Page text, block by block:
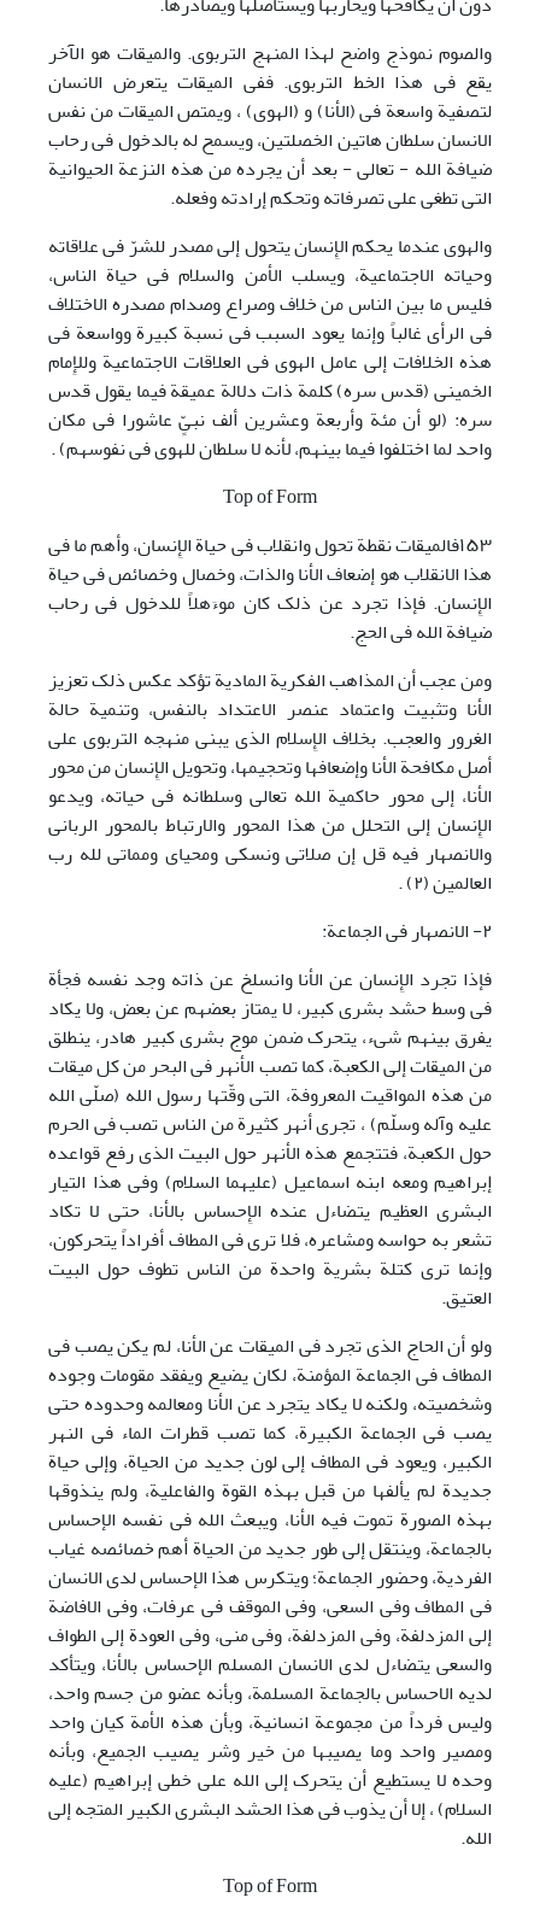
والصوم نموذج واضح لهذا المنهج التربوی. والمیقات هو الآخر
یقع فی هذا الخط التربوی. ففی المیقات یتعرض الانسان
لتصفیة واسعة فی (الأنا) و (الهوی) ، ویمتص المیقات من نفس
الانسان سلطان هاتین الخصلتین، ویسمح له بالدخول فی رحاب
ضیافة الله - تعالی - بعد أن یجرده من هذه النزعة الحیوانیة
التی تطغی علی تصرفاته وتحکم إرادته وفعله.
والهوی عندما یحکم الإِنسان یتحول إلی مصدر للشرّ فی علاقاته
وحیاته الاجتماعیة، ویسلب الأمن والسلام فی حیاة الناس،
فلیس ما بین الناس من خلاف وصراع وصدام مصدره الاختلاف
فی الرأی غالباً وإنما یعود السبب فی نسبة کبیرة وواسعة فی
هذه الخلافات إلی عامل الهوی فی العلاقات الاجتماعیة وللإِمام
الخمینی (قدس سره) کلمة ذات دلالة عمیقة فیما یقول قدس
سره: (لو أن مئة وأربعة وعشرین ألف نبیٍ‌ّ عاشورا فی مکان
واحد لما اختلفوا فیما بینهم، لأنه لا سلطان للهوی فی نفوسهم) .
Top of Form
١۵٣فالمیقات نقطة تحول وانقلاب فی حیاة الإِنسان، وأهم ما فی
هذا الانقلاب هو إضعاف الأنا والذات، وخصال وخصائص فی حیاة
الإِنسان. فإذا تجرد عن ذلک کان موءَهلاً للدخول فی رحاب
ضیافة الله فی الحج.
ومن عجب أن المذاهب الفکریة المادیة تؤکد عکس ذلک تعزیز
الأنا وتثبیت واعتماد عنصر الاعتداد بالنفس، وتنمیة حالة
الغرور والعجب. بخلاف الإِسلام الذی یبنی منهجه التربوی علی
أصل مکافحة الأنا وإضعافها وتحجیمها، وتحویل الإِنسان من محور
الأنا، إلی محور حاکمیة الله تعالی وسلطانه فی حیاته، ویدعو
الإِنسان إلی التحلل من هذا المحور والارتباط بالمحور الربانی
والانصهار فیه قل إن صلاتی ونسکی ومحیای ومماتی لله رب
العالمین (٢) .
٢- الانصهار فی الجماعة:
فإذا تجرد الإِنسان عن الأنا وانسلخ عن ذاته وجد نفسه فجأة
فی وسط حشد بشری کبیر، لا یمتاز بعضهم عن بعض، ولا یکاد
یفرق بینهم شیء، یتحرک ضمن موج بشری کبیر هادر، ینطلق
من المیقات إلی الکعبة، کما تصب الأنهر فی البحر من کل میقات
من هذه المواقیت المعروفة، التی وقّتها رسول الله (صلّی الله
علیه وآله وسلّم) ، تجری أنهر کثیرة من الناس تصب فی الحرم
حول الکعبة، فتتجمع هذه الأنهر حول البیت الذی رفع قواعده
إبراهیم ومعه ابنه اسماعیل (علیهما السلام) وفی هذا التیار
البشری العظیم یتضاءل عنده الإِحساس بالأنا، حتی لا تکاد
تشعر به حواسه ومشاعره، فلا تری فی المطاف أفراداً یتحرکون،
وإنما تری کتلة بشریة واحدة من الناس تطوف حول البیت
العتیق.
ولو أن الحاج الذی تجرد فی المیقات عن الأنا، لم یکن یصب فی
المطاف فی الجماعة المؤمنة، لکان یضیع ویفقد مقومات وجوده
وشخصیته، ولکنه لا یکاد یتجرد عن الأنا ومعالمه وحدوده حتی
یصب فی الجماعة الکبیرة، کما تصب قطرات الماء فی النهر
الکبیر، ویعود فی المطاف إلی لون جدید من الحیاة، وإلی حیاة
جدیدة لم یألفها من قبل بهذه القوة والفاعلیة، ولم ینذوقها
بهذه الصورة تموت فیه الأنا، ویبعث الله فی نفسه الإحساس
بالجماعة، وینتقل إلی طور جدید من الحیاة أهم خصائصه غیاب
الفردیة، وحضور الجماعة؛ ویتکرس هذا الإحساس لدی الانسان
فی المطاف وفی السعی، وفی الموقف فی عرفات، وفی الافاضة
إلی المزدلفة، وفی المزدلفة، وفی منی، وفی العودة إلی الطواف
والسعی یتضاءل لدی الانسان المسلم الإحساس بالأنا، ویتأکد
لدیه الاحساس بالجماعة المسلمة، وبأنه عضو من جسم واحد،
ولیس فرداً من مجموعة انسانیة، وبأن هذه الأمة کیان واحد
ومصیر واحد وما یصیبها من خیر وشر یصیب الجمیع، وبأنه
وحده لا یستطیع أن یتحرک إلی الله علی خطی إبراهیم (علیه
السلام) ، إلا أن یذوب فی هذا الحشد البشری الکبیر المتجه إلی
الله.
Top of Form